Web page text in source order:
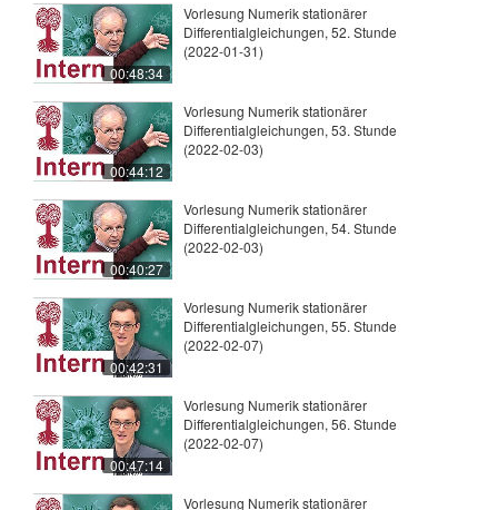
00:48:34
Vorlesung Numerik stationärer
Differentialgleichungen, 52. Stunde
(2022-01-31)
00:44:12
Vorlesung Numerik stationärer
Differentialgleichungen, 53. Stunde
(2022-02-03)
00:40:27
Vorlesung Numerik stationärer
Differentialgleichungen, 54. Stunde
(2022-02-03)
00:42:31
Vorlesung Numerik stationärer
Differentialgleichungen, 55. Stunde
(2022-02-07)
00:47:14
Vorlesung Numerik stationärer
Differentialgleichungen, 56. Stunde
(2022-02-07)
Vorlesung Numerik stationärer